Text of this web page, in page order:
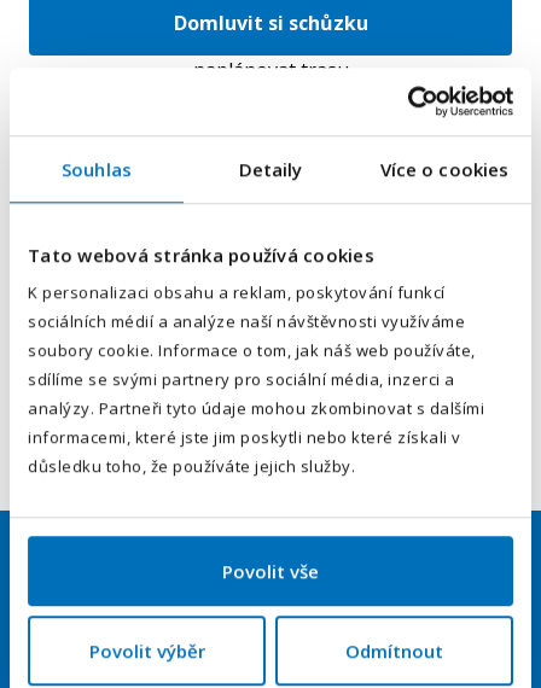
Souhlas Detaily Více o cookies
Tato webová stránka používá cookies
K personalizaci obsahu a reklam, poskytování funkcí
sociálních médií a analýze naší návštěvnosti využíváme
soubory cookie. Informace o tom, jak náš web používáte,
sdílíme se svými partnery pro sociální média, inzerci a
analýzy. Partneři tyto údaje mohou zkombinovat s dalšími
informacemi, které jste jim poskytli nebo které získali v
důsledku toho, že používáte jejich služby.
Povolit vše
Povolit výběr Odmítnout
Domluvit si schůzku
naplánovat trasu
E-mailová adresa
Váš telefon*
Předvolba
Odesláním souhlasíte sezpracováním osobních údajů.
Odeslat